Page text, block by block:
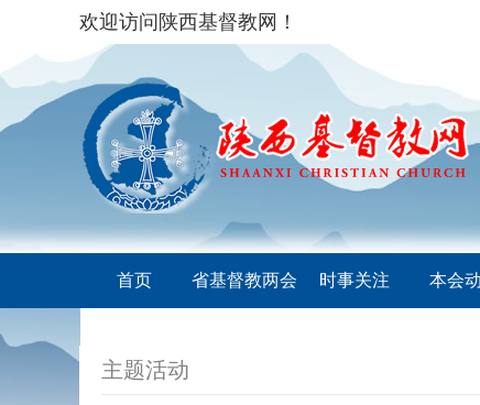
欢迎访问陕西基督教网！
首页 省基督教两会 时事关注 本会
主题活动